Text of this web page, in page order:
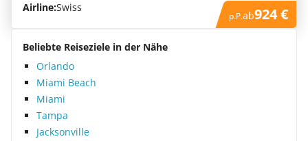
Airline:Swiss
p.P.ab924 €
Beliebte Reiseziele in der Nähe
Orlando
Miami Beach
Miami
Tampa
Jacksonville